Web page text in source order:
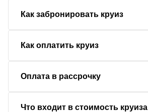
Как забронировать круиз
Как оплатить круиз
Оплата в рассрочку
Что входит в стоимость круиза